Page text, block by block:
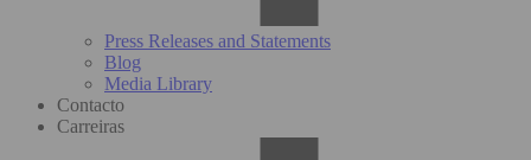
Press Releases and Statements
Blog
Media Library
Contacto
Carreiras